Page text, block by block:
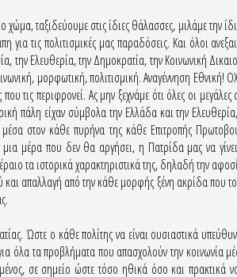
ταξιδεύουμε στις ίδιες θάλασσες, μιλάμε την
τις πολιτισμικές μας παραδόσεις. Και όλοι
την Ελευθερία, την Δημοκρατία, την Κοινωνική
μορφωτική, πολιτισμική. Αναγέννηση
τις περιφρονεί. Ας μην ξεχνάμε ότι όλες οι
πάλη είχαν σύμβολα την Ελλάδα και την
στον κάθε πυρήνα της κάθε Επιτροπής
μέρα που δεν θα αργήσει, η Πατρίδα μας να
τα ιστορικά χαρακτηριστικά της, δηλαδή την
απαλλαγή από την κάθε μορφής ξένη ακρίδα που
Ώστε ο κάθε πολίτης να είναι ουσιαστικά
όλα τα προβλήματα που απασχολούν την κοινωνία
σε σημείο ώστε τόσο ηθικά όσο και πρακτικά